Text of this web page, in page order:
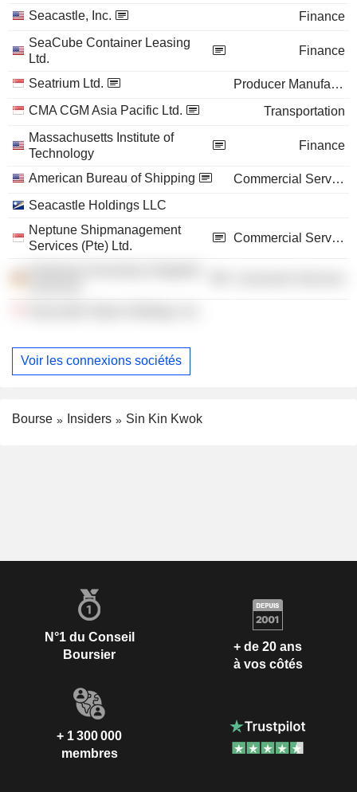
Seacastle, Inc.
Finance
SeaCube Container Leasing
Ltd.
Finance
Seatrium Ltd.
Producer Manufacturing
CMA CGM Asia Pacific Ltd.
Transportation
Massachusetts Institute of
Technology
Finance
American Bureau of Shipping
Commercial Services
Seacastle Holdings LLC
Neptune Shipmanagement
Services (Pte) Ltd.
Commercial Services
Voir les connexions sociétés
Bourse Insiders Sin Kin Kwok
N°1 du Conseil
Boursier
+ de 20 ans
à vos côtés
+ 1 300 000
membres